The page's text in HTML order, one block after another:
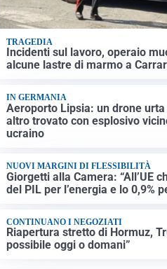
TRAGEDIA
Incidenti sul lavoro, operaio
alcune lastre di marmo a
IN GERMANIA
Aeroporto Lipsia: un drone urta
altro trovato con esplosivo
ucraino
NUOVI MARGINI DI FLESSIBILITÀ
Giorgetti alla Camera: “All’UE
del PIL per l’energia e lo 0,9%
CONTINUANO I NEGOZIATI
Riapertura stretto di Hormuz,
possibile oggi o domani”